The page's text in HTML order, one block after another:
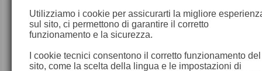
Utilizziamo i cookie per assicurarti la migliore
sul sito, ci permettono di garantire il corretto
funzionamento e la sicurezza.
I cookie tecnici consentono il corretto funzionamento del
sito, come la scelta della lingua e le impostazioni di